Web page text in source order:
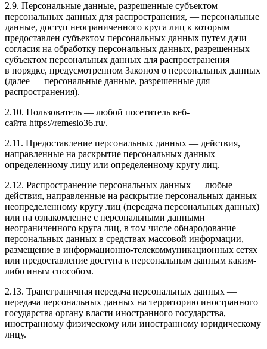
2.9. Персональные данные, разрешенные субъектом
персональных данных для распространения, — персональные
данные, доступ неограниченного круга лиц к которым
предоставлен субъектом персональных данных путем дачи
согласия на обработку персональных данных, разрешенных
субъектом персональных данных для распространения
в порядке, предусмотренном Законом о персональных данных
(далее — персональные данные, разрешенные для
распространения).
2.10. Пользователь — любой посетитель веб-
сайта https://remeslo36.ru/.
2.11. Предоставление персональных данных — действия,
направленные на раскрытие персональных данных
определенному лицу или определенному кругу лиц.
2.12. Распространение персональных данных — любые
действия, направленные на раскрытие персональных данных
неопределенному кругу лиц (передача персональных данных)
или на ознакомление с персональными данными
неограниченного круга лиц, в том числе обнародование
персональных данных в средствах массовой информации,
размещение в информационно-телекоммуникационных сетях
или предоставление доступа к персональным данным каким-
либо иным способом.
2.13. Трансграничная передача персональных данных —
передача персональных данных на территорию иностранного
государства органу власти иностранного государства,
иностранному физическому или иностранному юридическому
лицу.